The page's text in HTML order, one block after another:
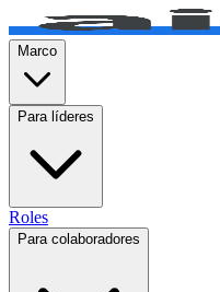
Marco
Para líderes
Roles
Para colaboradores